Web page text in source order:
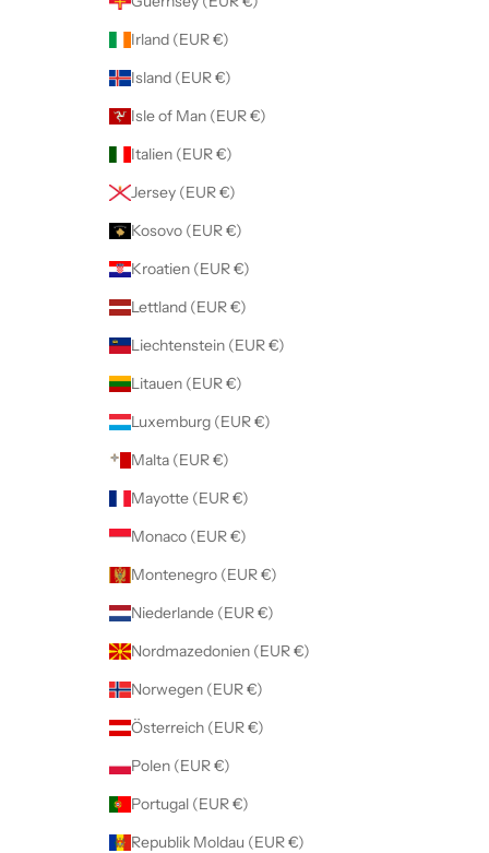
Irland (EUR €)
Island (EUR €)
Isle of Man (EUR €)
Italien (EUR €)
Jersey (EUR €)
Kosovo (EUR €)
Kroatien (EUR €)
Lettland (EUR €)
Liechtenstein (EUR €)
Litauen (EUR €)
Luxemburg (EUR €)
Malta (EUR €)
Mayotte (EUR €)
Monaco (EUR €)
Montenegro (EUR €)
Niederlande (EUR €)
Nordmazedonien (EUR €)
Norwegen (EUR €)
Österreich (EUR €)
Polen (EUR €)
Portugal (EUR €)
Republik Moldau (EUR €)